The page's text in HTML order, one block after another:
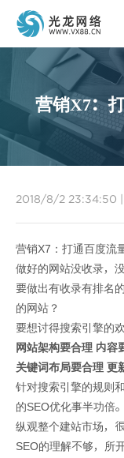
营销X7：
2018/8/2 23:34:50
营销X7：打通百度流
做好的网站没收录，
要做出有收录有排名
的网站？
要想讨得搜索引擎的
网站架构要合理 内容
关键词布局要合理 更
针对搜索引擎的规则
的SEO优化事半功倍。
纵观整个建站市场，
SEO的理解不够，所